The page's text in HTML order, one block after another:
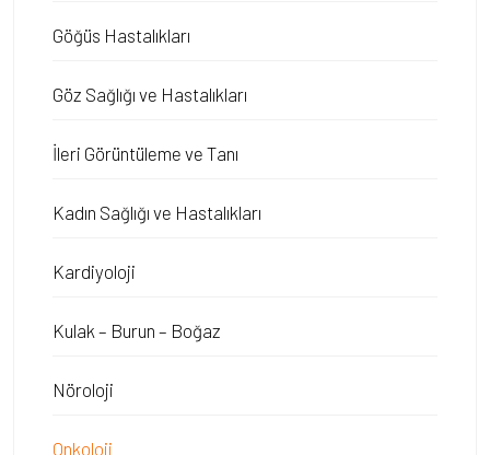
Göğüs Hastalıkları
Göz Sağlığı ve Hastalıkları
İleri Görüntüleme ve Tanı
Kadın Sağlığı ve Hastalıkları
Kardiyoloji
Kulak – Burun – Boğaz
Nöroloji
Onkoloji